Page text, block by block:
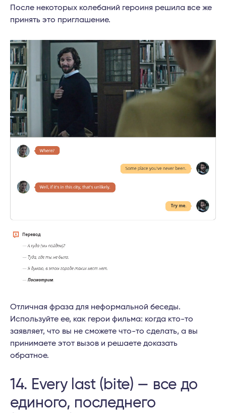
После некоторых колебаний героиня решила все же
принять это приглашение.
Отличная фраза для неформальной беседы.
Используйте ее, как герои фильма: когда кто-то
заявляет, что вы не сможете что-то сделать, а вы
принимаете этот вызов и решаете доказать
обратное.
14. Every last (bite) — все до
единого, последнего